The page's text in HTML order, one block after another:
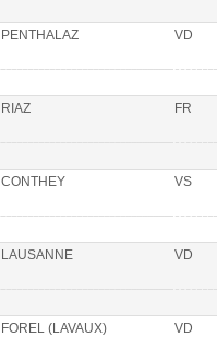
PENTHALAZ VD
RIAZ FR
CONTHEY VS
LAUSANNE VD
FOREL (LAVAUX) VD